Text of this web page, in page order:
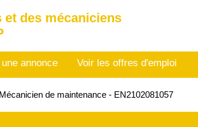
des mécaniciens
annonce Voir les offres d'emploi
de maintenance - EN2102081057